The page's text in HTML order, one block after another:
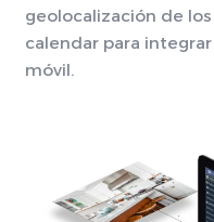
geolocalización de
calendar para
móvil.